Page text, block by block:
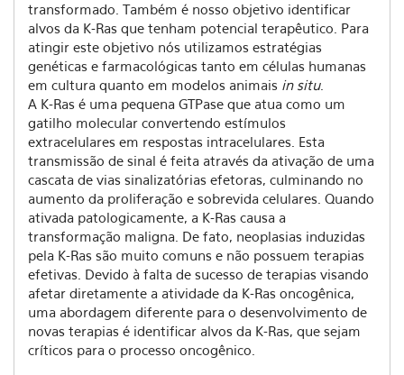
transformado. Também é nosso objetivo identificar
alvos da K-Ras que tenham potencial terapêutico. Para
atingir este objetivo nós utilizamos estratégias
genéticas e farmacológicas tanto em células humanas
em cultura quanto em modelos animais in situ.
A K-Ras é uma pequena GTPase que atua como um
gatilho molecular convertendo estímulos
extracelulares em respostas intracelulares. Esta
transmissão de sinal é feita através da ativação de uma
cascata de vias sinalizatórias efetoras, culminando no
aumento da proliferação e sobrevida celulares. Quando
ativada patologicamente, a K-Ras causa a
transformação maligna. De fato, neoplasias induzidas
pela K-Ras são muito comuns e não possuem terapias
efetivas. Devido à falta de sucesso de terapias visando
afetar diretamente a atividade da K-Ras oncogênica,
uma abordagem diferente para o desenvolvimento de
novas terapias é identificar alvos da K-Ras, que sejam
críticos para o processo oncogênico.